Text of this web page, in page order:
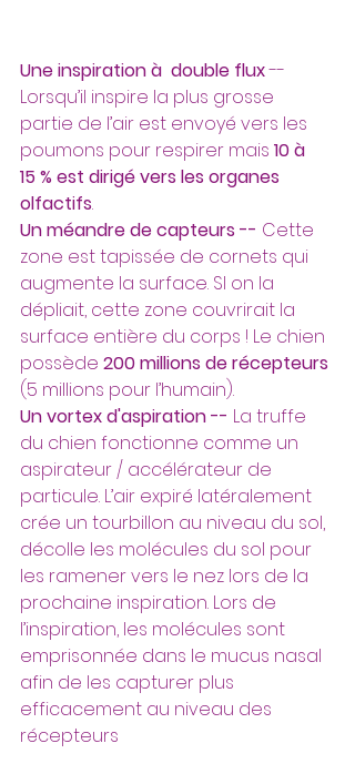
Une inspiration à  double flux --
Lorsqu’il inspire la plus grosse
partie de l’air est envoyé vers les
poumons pour respirer mais 10 à
15 % est dirigé vers les organes
olfactifs.
Un méandre de capteurs -- Cette
zone est tapissée de cornets qui
augmente la surface. SI on la
dépliait, cette zone couvrirait la
surface entière du corps ! Le chien
possède 200 millions de récepteurs
(5 millions pour l’humain).
Un vortex d'aspiration -- La truffe
du chien fonctionne comme un
aspirateur / accélérateur de
particule. L’air expiré latéralement
crée un tourbillon au niveau du sol,
décolle les molécules du sol pour
les ramener vers le nez lors de la
prochaine inspiration. Lors de
l’inspiration, les molécules sont
emprisonnée dans le mucus nasal
afin de les capturer plus
efficacement au niveau des
récepteurs